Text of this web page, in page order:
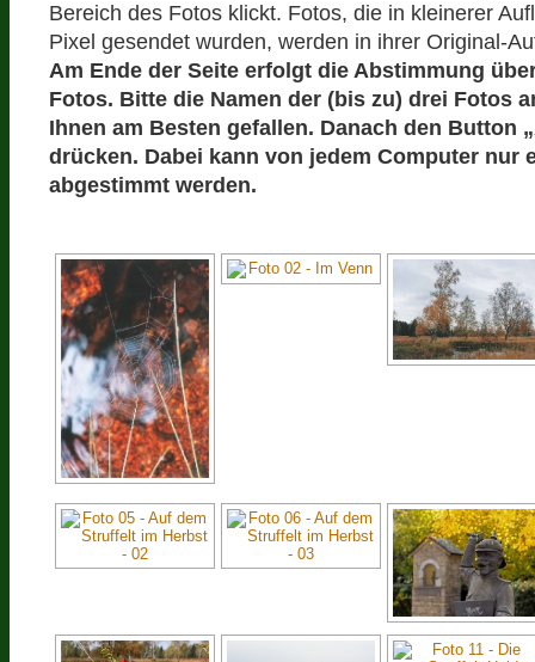
Bereich des Fotos klickt. Fotos, die in kleinerer
Pixel gesendet wurden, werden in ihrer Original-
Am Ende der Seite erfolgt die Abstimmung
Fotos. Bitte die Namen der (bis zu) drei Fotos
Ihnen am Besten gefallen. Danach den Button
drücken. Dabei kann von jedem Computer nur
abgestimmt werden.